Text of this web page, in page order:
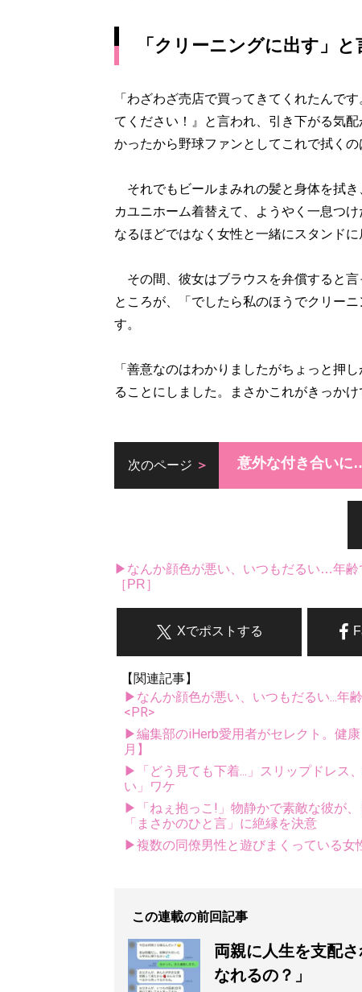
「クリーニングに出す」
「わざわざ売店で買ってきてくれたんで
てください！』と言われ、引き下がる気
かったから野球ファンとしてこれで拭く
それでもビールまみれの髪と身体を拭き
カユニホーム着替えて、ようやく一息つ
なるほどではなく女性と一緒にスタンドに
その間、彼女はブラウスを弁償すると言
ところが、「でしたら私のほうでクリー
す。
「善意なのはわかりましたがちょっと押
ることにしました。まさかこれがきっか
次のページ 意外な付き合いに
▶なんか顔色が悪い、いつもだるい…年齢
［PR］
Xでポストする
【関連記事】
▶なんか顔色が悪い、いつもだるい...年
<PR>
▶編集部のiHerb愛用者がセレクト。健
月】
▶「どう見ても下着...」スリップドレス
い」ワケ
▶「ねぇ抱っこ!」物静かで素敵な彼が、
「まさかのひと言」に絶縁を決意
▶複数の同僚男性と遊びまくっている女
この連載の前回記事
両親に人生を支配
なれるの？」